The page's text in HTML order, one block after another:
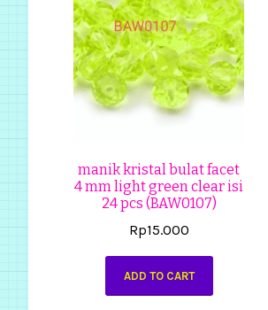
manik kristal bulat facet
4 mm light green clear isi
24 pcs (BAW0107)
Rp15.000
ADD TO CART